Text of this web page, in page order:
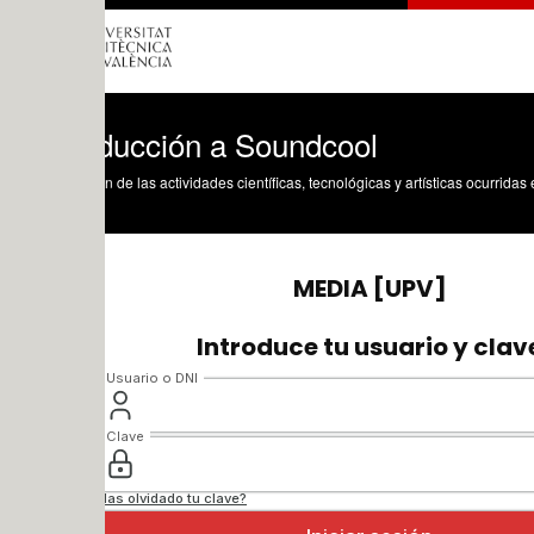
a Soundcool
de las actividades científicas, tecnológicas y artísticas ocurridas en los tres